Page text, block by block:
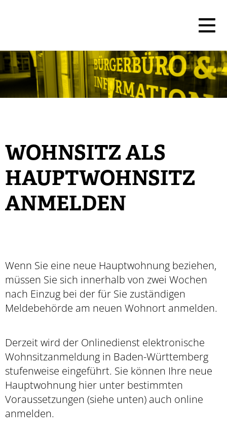
WOHNSITZ ALS
HAUPTWOHNSITZ
ANMELDEN
Wenn Sie eine neue Hauptwohnung beziehen,
müssen Sie sich innerhalb von zwei Wochen
nach Einzug bei der für Sie zuständigen
Meldebehörde am neuen Wohnort anmelden.
Derzeit wird der Onlinedienst elektronische
Wohnsitzanmeldung in Baden-Württemberg
stufenweise eingeführt. Sie können Ihre neue
Hauptwohnung hier unter bestimmten
Voraussetzungen (siehe unten) auch online
anmelden.